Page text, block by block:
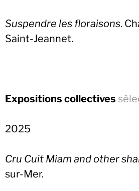
Suspendre les floraisons.
Saint-Jeannet.
Expositions collectives
2025
Cru Cuit Miam and other
sur-Mer.